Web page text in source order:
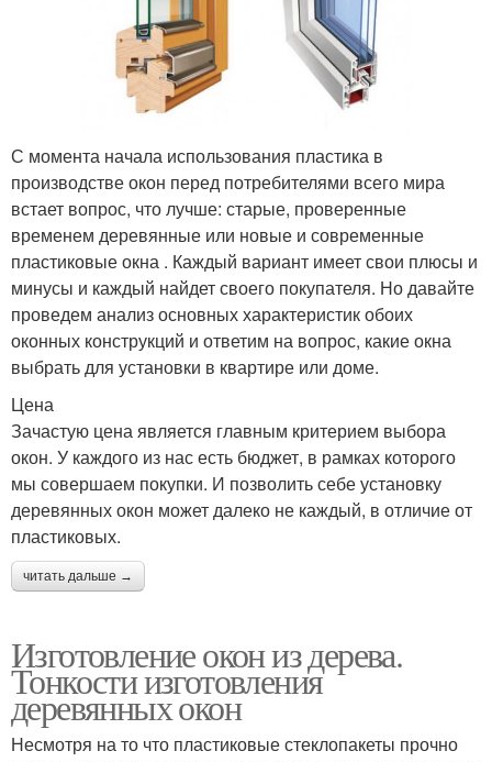
С момента начала использования пластика в
производстве окон перед потребителями всего мира
встает вопрос, что лучше: старые, проверенные
временем деревянные или новые и современные
пластиковые окна . Каждый вариант имеет свои плюсы и
минусы и каждый найдет своего покупателя. Но давайте
проведем анализ основных характеристик обоих
оконных конструкций и ответим на вопрос, какие окна
выбрать для установки в квартире или доме.
Цена
Зачастую цена является главным критерием выбора
окон. У каждого из нас есть бюджет, в рамках которого
мы совершаем покупки. И позволить себе установку
деревянных окон может далеко не каждый, в отличие от
пластиковых.
читать дальше →
Изготовление окон из дерева.
Тонкости изготовления
деревянных окон
Несмотря на то что пластиковые стеклопакеты прочно